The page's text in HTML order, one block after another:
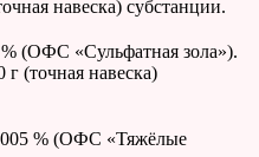
навеска) субстанции.
(ОФС «Сульфатная зола»).
(точная навеска)
% (ОФС «Тяжёлые